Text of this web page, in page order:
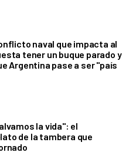
naval que impacta al
tener un buque parado y
Argentina pase a ser "país
la vida": el
de la tambera que